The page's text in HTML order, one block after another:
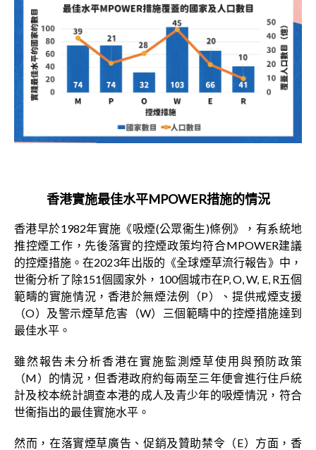
香港實施最佳水平MPOWER措施的情況
香港早於1982年實施《吸煙(公眾衞生)條例》，有系統地
推控煙工作，先後落實的控煙政策均符合MPOWER建議
的控煙措施。在2023年出版的《全球煙草流行報告》中，
世衞分析了除151個國家外，100個城市在P, O, W, E, R五個
範疇的實施情況，香港於無煙法例（P）、提供戒煙支援
（O）及警示煙草危害（W）三個範疇中的控煙措施達到
最佳水平。
雖然報告未分析香港在實施監測煙草使用與預防政策
（M）的情況，但香港政府約每兩至三年便會進行住戶統
計及校本統計調查本港的成人及青少年的吸煙情況，符合
世衞指出的最佳實施水平。
然而，在落實煙草廣告、促銷及贊助禁令（E）方面，香